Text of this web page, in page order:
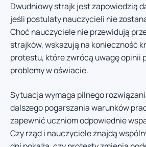
Dwudniowy strajk jest zapowiedzią
jeśli postulaty nauczycieli nie
Choć nauczyciele nie przewidują
strajków, wskazują na konieczność
protestu, które zwrócą uwagę opinii
problemy w oświacie.
Sytuacja wymaga pilnego
dalszego pogarszania warunków
zapewnić uczniom odpowiednie
Czy rząd i nauczyciele znajdą